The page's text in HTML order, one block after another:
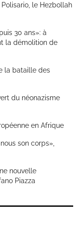
le Hezbollah
30 ans»: à
la démolition de
la bataille des
du néonazisme
en Afrique
son corps»,
nouvelle
Piazza